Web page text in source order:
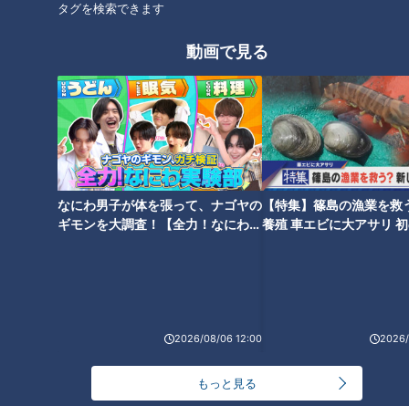
タグを検索できます
動画で見る
なにわ男子が体を張って、ナゴヤの
ギモンを大調査！【全力！なにわ実
2026/08/06 12:00
【特集】篠島の漁業を救
養殖 車エビに大アサリ
もっと見る
オススメ関連コンテンツ
3月中にやるだけでラクになる
家計見直し5ステップ 4月から
の手取りを増やすコツ
【2026年最新版】知らないと損
する「年収の壁」 ｜ 制度変更
と後悔しない働き方をFPが解説
どうやって貯金をしたらいい？
NISAとiDeCo、どう使う？～ア
ラサー女子「お金の悩み」本音